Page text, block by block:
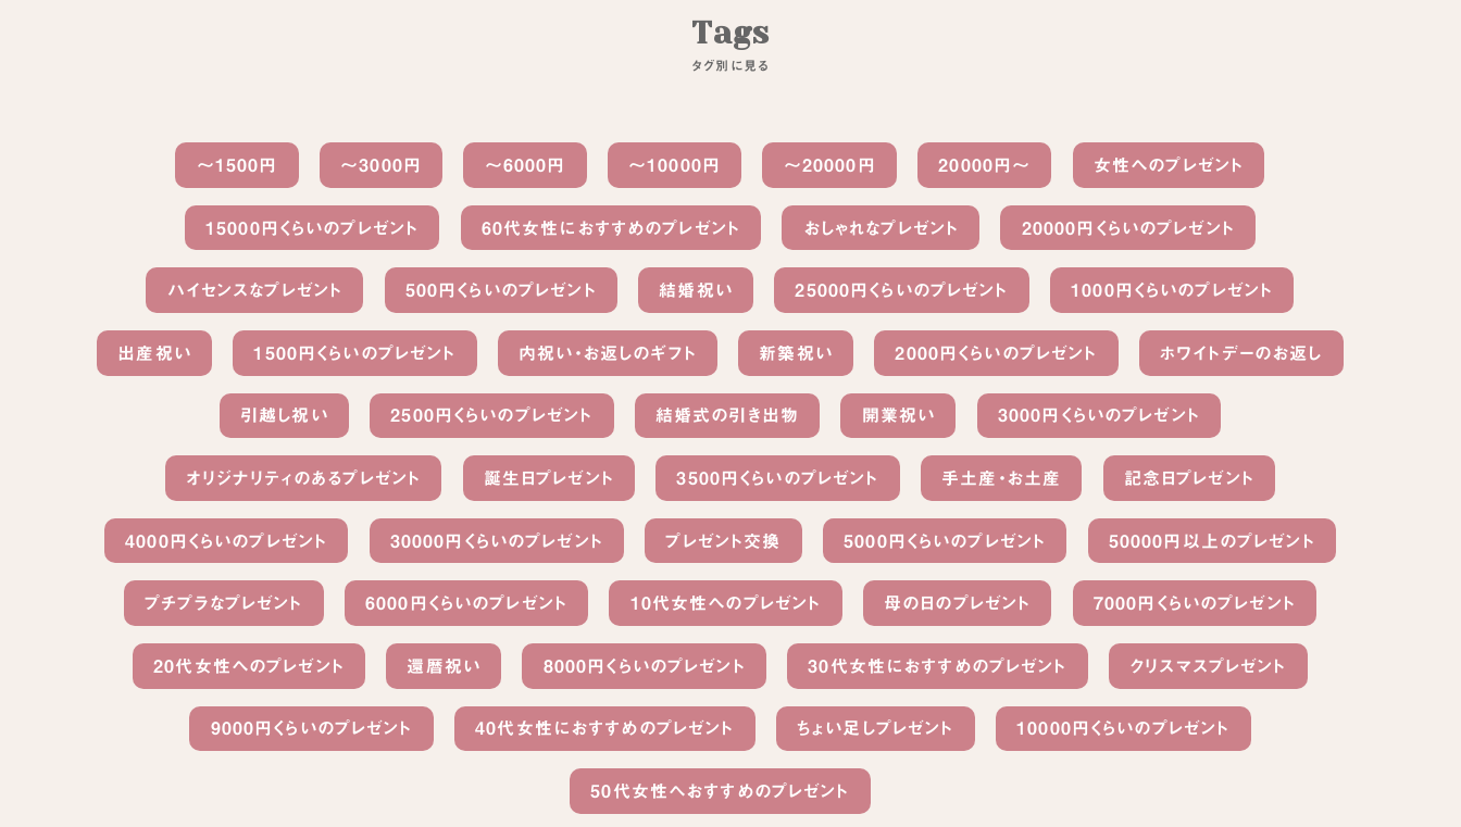
Tags
タ グ別 に 見 る
～1500円 〜3000円 〜6000円 〜10000円 〜20000円 20000円〜 女性へのプレゼント
15000円くらいのプレゼント 60代女性におすすめのプレゼント おしゃれなプレゼント 20000円くらいのプレゼント
ハイセンスなプレゼント 500円くらいのプレゼント 結婚祝い 25000円くらいのプレゼント 1000円くらいのプレゼント
出産祝い 1500円くらいのプレゼント 内祝い・お返しのギフト 新築祝い 2000円くらいのプレゼント ホワイトデーのお返し
引越し祝い 2500円くらいのプレゼント 結婚式の引き出物 開業祝い 3000円くらいのプレゼント
オリジナリティのあるプレゼント 誕生日プレゼント 3500円くらいのプレゼント 手土産・お土産 記念日プレゼント
4000円くらいのプレゼント 30000円くらいのプレゼント プレゼント交換 5000円くらいのプレゼント 50000円以上のプレゼント
プチプラなプレゼント 6000円くらいのプレゼント 10代女性へのプレゼント 母の日のプレゼント 7000円くらいのプレゼント
20代女性へのプレゼント 還暦祝い 8000円くらいのプレゼント 30代女性におすすめのプレゼント クリスマスプレゼント
9000円くらいのプレゼント 40代女性におすすめのプレゼント ちょい足しプレゼント 10000円くらいのプレゼント
50代女性へおすすめのプレゼント